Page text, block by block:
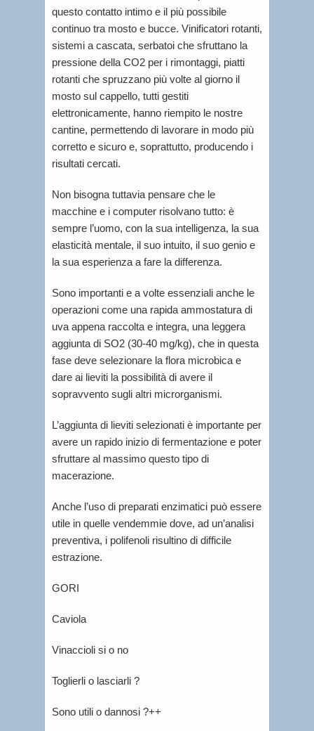
questo contatto intimo e il più possibile
continuo tra mosto e bucce. Vinificatori rotanti,
sistemi a cascata, serbatoi che sfruttano la
pressione della CO2 per i rimontaggi, piatti
rotanti che spruzzano più volte al giorno il
mosto sul cappello, tutti gestiti
elettronicamente, hanno riempito le nostre
cantine, permettendo di lavorare in modo più
corretto e sicuro e, soprattutto, producendo i
risultati cercati.
Non bisogna tuttavia pensare che le
macchine e i computer risolvano tutto: è
sempre l’uomo, con la sua intelligenza, la sua
elasticità mentale, il suo intuito, il suo genio e
la sua esperienza a fare la differenza.
Sono importanti e a volte essenziali anche le
operazioni come una rapida ammostatura di
uva appena raccolta e integra, una leggera
aggiunta di SO2 (30-40 mg/kg), che in questa
fase deve selezionare la flora microbica e
dare ai lieviti la possibilità di avere il
sopravvento sugli altri microrganismi.
L’aggiunta di lieviti selezionati è importante per
avere un rapido inizio di fermentazione e poter
sfruttare al massimo questo tipo di
macerazione.
Anche l’uso di preparati enzimatici può essere
utile in quelle vendemmie dove, ad un’analisi
preventiva, i polifenoli risultino di difficile
estrazione.
GORI
Caviola
Vinaccioli si o no
Toglierli o lasciarli ?
Sono utili o dannosi ?++